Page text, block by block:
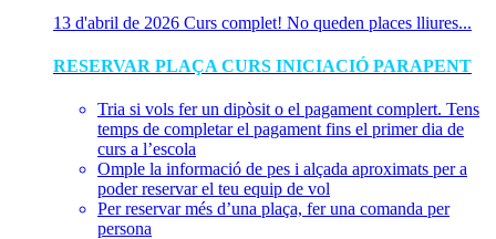
13 d'abril de 2026 Curs complet! No queden places lliures...
RESERVAR PLAÇA CURS INICIACIÓ PARAPENT
Tria si vols fer un dipòsit o el pagament complert. Tens
temps de completar el pagament fins el primer dia de
curs a l’escola
Omple la informació de pes i alçada aproximats per a
poder reservar el teu equip de vol
Per reservar més d’una plaça, fer una comanda per
persona